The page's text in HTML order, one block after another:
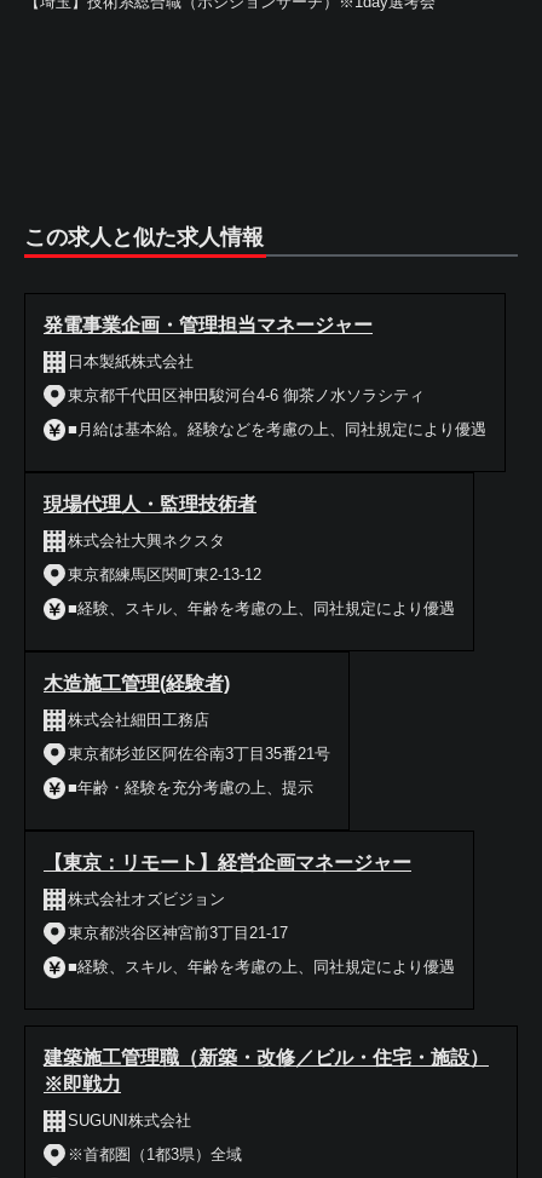
この求人と似た求人情報
発電事業企画・管理担当マネージャー
日本製紙株式会社
東京都千代田区神田駿河台4-6 御茶ノ水ソラシティ
■月給は基本給。経験などを考慮の上、同社規定により優遇
現場代理人・監理技術者
株式会社大興ネクスタ
東京都練馬区関町東2-13-12
■経験、スキル、年齢を考慮の上、同社規定により優遇
木造施工管理(経験者)
株式会社細田工務店
東京都杉並区阿佐谷南3丁目35番21号
■年齢・経験を充分考慮の上、提示
【東京：リモート】経営企画マネージャー
株式会社オズビジョン
東京都渋谷区神宮前3丁目21-17
■経験、スキル、年齢を考慮の上、同社規定により優遇
建築施工管理職（新築・改修／ビル・住宅・施設）
※即戦力
SUGUNI株式会社
※首都圏（1都3県）全域